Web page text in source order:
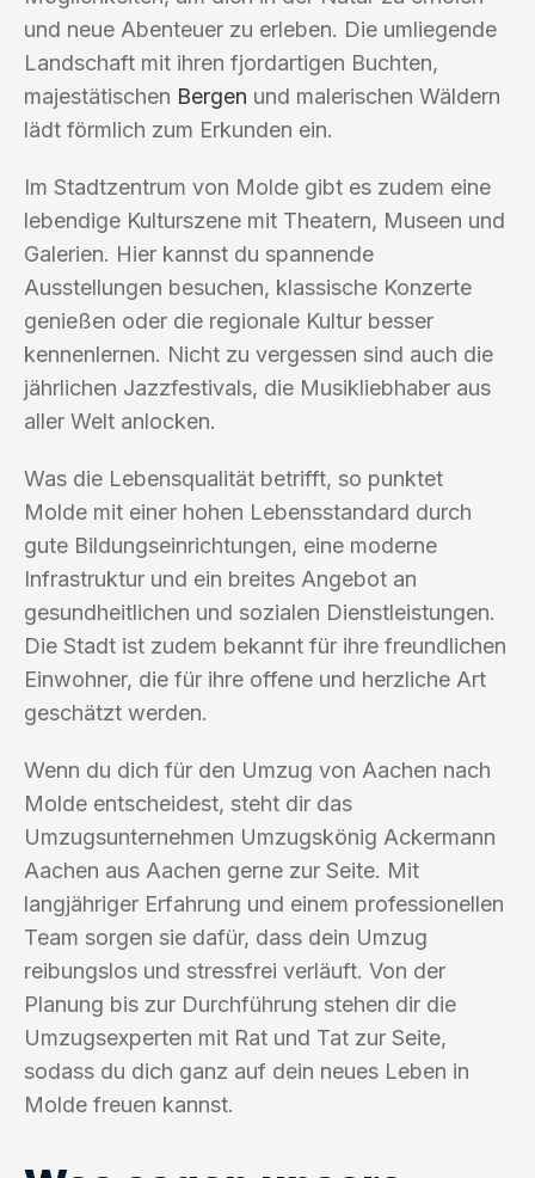
und neue Abenteuer zu erleben. Die umliegende
Landschaft mit ihren fjordartigen Buchten,
majestätischen Bergen und malerischen Wäldern
lädt förmlich zum Erkunden ein.
Im Stadtzentrum von Molde gibt es zudem eine
lebendige Kulturszene mit Theatern, Museen und
Galerien. Hier kannst du spannende
Ausstellungen besuchen, klassische Konzerte
genießen oder die regionale Kultur besser
kennenlernen. Nicht zu vergessen sind auch die
jährlichen Jazzfestivals, die Musikliebhaber aus
aller Welt anlocken.
Was die Lebensqualität betrifft, so punktet
Molde mit einer hohen Lebensstandard durch
gute Bildungseinrichtungen, eine moderne
Infrastruktur und ein breites Angebot an
gesundheitlichen und sozialen Dienstleistungen.
Die Stadt ist zudem bekannt für ihre freundlichen
Einwohner, die für ihre offene und herzliche Art
geschätzt werden.
Wenn du dich für den Umzug von Aachen nach
Molde entscheidest, steht dir das
Umzugsunternehmen Umzugskönig Ackermann
Aachen aus Aachen gerne zur Seite. Mit
langjähriger Erfahrung und einem professionellen
Team sorgen sie dafür, dass dein Umzug
reibungslos und stressfrei verläuft. Von der
Planung bis zur Durchführung stehen dir die
Umzugsexperten mit Rat und Tat zur Seite,
sodass du dich ganz auf dein neues Leben in
Molde freuen kannst.